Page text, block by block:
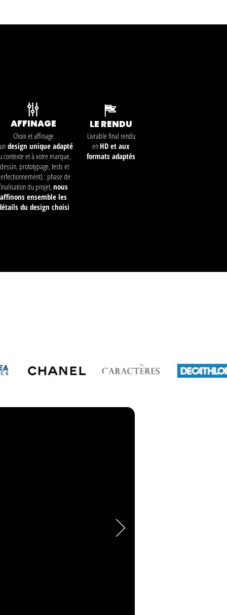
AFFINAGE
Choix et affinage
design unique adapté
contexte et à votre marque,
prototypage, tests et
: phase de
du projet,nous
affinons ensemble les
du design choisi
LE RENDU
Livrable final rendu
en HD et aux
formats adaptés